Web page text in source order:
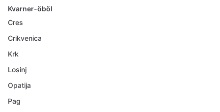
Kvarner-öböl
Cres
Crikvenica
Krk
Losinj
Opatija
Pag